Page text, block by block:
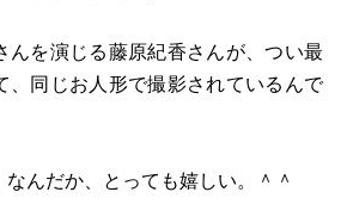
んを演じる藤原紀香さんが、つい最
、同じお人形で撮影されているんで
んだか、とっても嬉しい。＾＾